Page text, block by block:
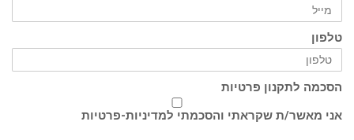
טלפון
הסכמה לתקנון פרטיות
אני מאשר/ת שקראתי והסכמתי למדיניות-פרטיות